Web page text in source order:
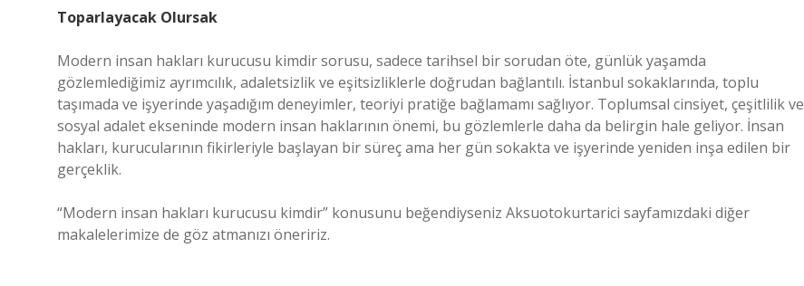
Toparlayacak Olursak
Modern insan hakları kurucusu kimdir sorusu, sadece tarihsel bir sorudan öte, günlük yaşamda
gözlemlediğimiz ayrımcılık, adaletsizlik ve eşitsizliklerle doğrudan bağlantılı. İstanbul sokaklarında, toplu
taşımada ve işyerinde yaşadığım deneyimler, teoriyi pratiğe bağlamamı sağlıyor. Toplumsal cinsiyet, çeşitlilik ve
sosyal adalet ekseninde modern insan haklarının önemi, bu gözlemlerle daha da belirgin hale geliyor. İnsan
hakları, kurucularının fikirleriyle başlayan bir süreç ama her gün sokakta ve işyerinde yeniden inşa edilen bir
gerçeklik.
“Modern insan hakları kurucusu kimdir” konusunu beğendiyseniz Aksuotokurtarici sayfamızdaki diğer
makalelerimize de göz atmanızı öneririz.